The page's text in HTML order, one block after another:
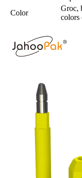
Color
Groc,
colors